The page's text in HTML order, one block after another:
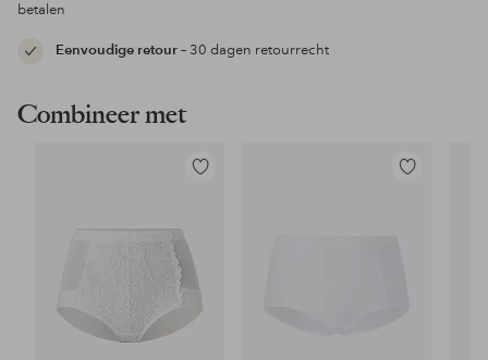
betalen
Eenvoudige retour– 30 dagen retourrecht
Combineer met
Toevoegen
Toevoegen